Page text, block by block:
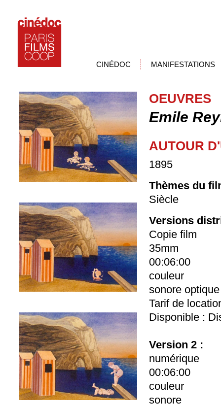
CINÉDOC MANIFESTATIONS
OEUVRES
Emile
AUTOUR
1895
Thèmes du
Siècle
Versions
Copie film
35mm
00:06:00
couleur
sonore optique
Tarif de
Disponible :
Version 2 :
numérique
00:06:00
couleur
sonore